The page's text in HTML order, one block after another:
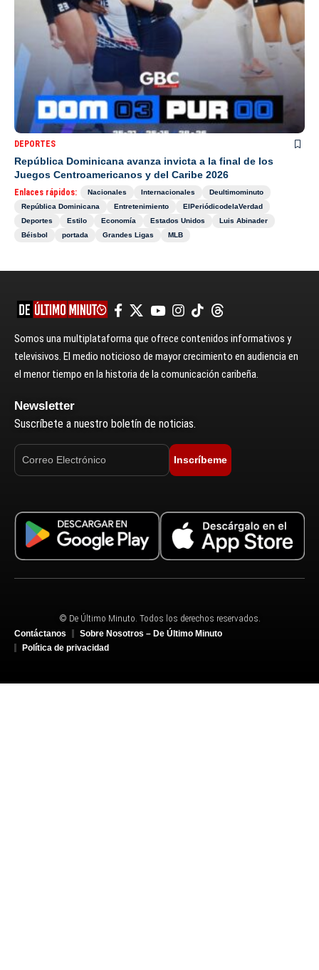
DEPORTES
República Dominicana avanza invicta a la final de los
Juegos Centroamericanos y del Caribe 2026
Enlaces rápidos: Nacionales Internacionales
Deultimominuto
República Dominicana
Entretenimiento
ElPeriódicodelaVerdad
Deportes
Estilo Economía Estados Unidos
Luis Abinader
Béisbol
portada Grandes Ligas MLB
Somos una multiplataforma que ofrece contenidos informativos y
televisivos. El medio noticioso de mayor crecimiento en audiencia en
el menor tiempo en la historia de la comunicación caribeña.
Newsletter
Suscríbete a nuestro boletín de noticias.
Inscríbeme
© De Último Minuto. Todos los derechos reservados.
Contáctanos
Sobre Nosotros – De Último Minuto
Política de privacidad